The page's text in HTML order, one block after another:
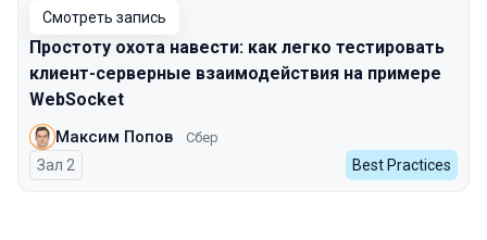
Смотреть запись
Простоту охота навести: как легко тестировать
клиент-серверные взаимодействия на примере
WebSocket
Максим Попов Сбер
Зал 2 Best Practices